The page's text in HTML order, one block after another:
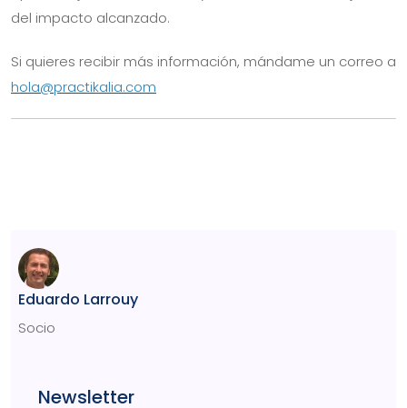
del impacto alcanzado.
Si quieres recibir más información, mándame un correo a
hola@practikalia.com
Eduardo Larrouy
Socio
Newsletter